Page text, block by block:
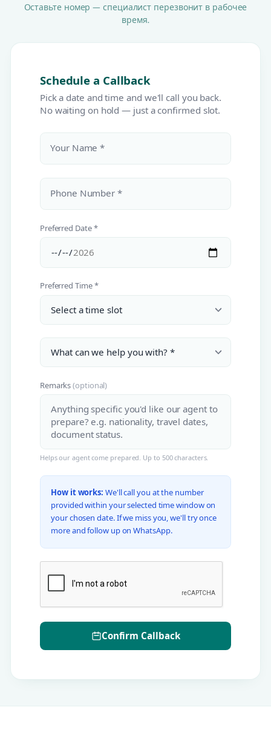
Оставьте номер — специалист перезвонит в рабочее
время.
Schedule a Callback
Pick a date and time and we'll call you back.
No waiting on hold — just a confirmed slot.
Your Name *
Phone Number *
Preferred Date *
Preferred Time *
Remarks(optional)
Helps our agent come prepared. Up to 500 characters.
How it works: We'll call you at the number
provided within your selected time window on
your chosen date. If we miss you, we'll try once
more and follow up on WhatsApp.
Confirm Callback